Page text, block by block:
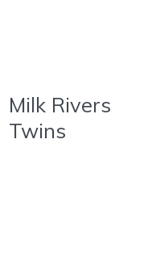
Milk Rivers
Twins